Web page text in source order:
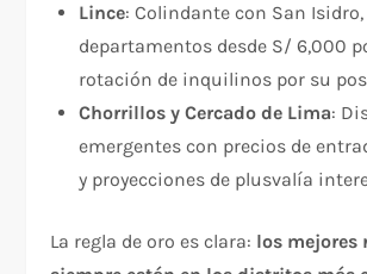
Lince: Colindante con San
departamentos desde S/ 6,000
rotación de inquilinos por su
Chorrillos y Cercado de Lima:
emergentes con precios de
y proyecciones de plusvalía
La regla de oro es clara: los mejores